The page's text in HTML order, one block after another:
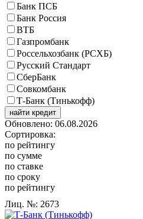
Банк ПСБ
Банк Россия
ВТБ
Газпромбанк
Россельхозбанк (РСХБ)
Русский Стандарт
СберБанк
Совкомбанк
Т-Банк (Тинькофф)
найти кредит
Обновлено: 06.08.2026
Сортировка:
по рейтингу
по сумме
по ставке
по сроку
по рейтингу
Лиц. №: 2673